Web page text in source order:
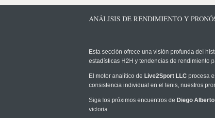
ANÁLISIS DE RENDIMIENTO Y
Esta sección ofrece una visión profunda del
estadísticas H2H y tendencias de rendimiento
El motor analítico de Live2Sport LLC procesa
consistencia individual en el tenis, nuestros
Siga los próximos encuentros de Diego
victoria.